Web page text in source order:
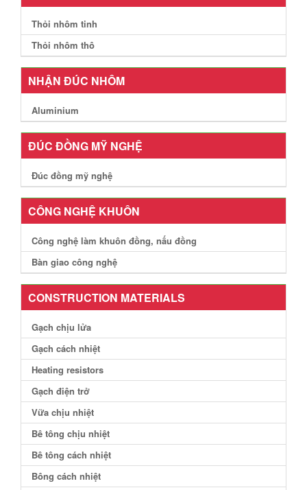
Thỏi nhôm tinh
Thỏi nhôm thô
NHẬN ĐÚC NHÔM
Aluminium
ĐÚC ĐỒNG MỸ NGHỆ
Đúc đồng mỹ nghệ
CÔNG NGHỆ KHUÔN
Công nghệ làm khuôn đồng, nấu đồng
Bàn giao công nghệ
CONSTRUCTION MATERIALS
Gạch chịu lửa
Gạch cách nhiệt
Heating resistors
Gạch điện trở
Vữa chịu nhiệt
Bê tông chịu nhiệt
Bê tông cách nhiệt
Bông cách nhiệt